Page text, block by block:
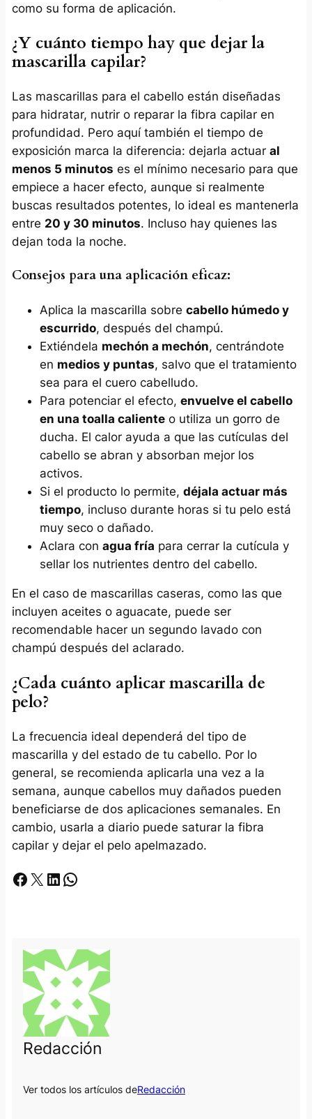
como su forma de aplicación.
¿Y cuánto tiempo hay que dejar la
mascarilla capilar?
Las mascarillas para el cabello están diseñadas
para hidratar, nutrir o reparar la fibra capilar en
profundidad. Pero aquí también el tiempo de
exposición marca la diferencia: dejarla actuar al
menos 5 minutos es el mínimo necesario para que
empiece a hacer efecto, aunque si realmente
buscas resultados potentes, lo ideal es mantenerla
entre 20 y 30 minutos. Incluso hay quienes las
dejan toda la noche.
Consejos para una aplicación eficaz:
Aplica la mascarilla sobre cabello húmedo y
escurrido, después del champú.
Extiéndela mechón a mechón, centrándote
en medios y puntas, salvo que el tratamiento
sea para el cuero cabelludo.
Para potenciar el efecto, envuelve el cabello
en una toalla calienteo utiliza un gorro de
ducha. El calor ayuda a que las cutículas del
cabello se abran y absorban mejor los
activos.
Si el producto lo permite, déjala actuar más
tiempo, incluso durante horas si tu pelo está
muy seco o dañado.
Aclara con agua fría para cerrar la cutícula y
sellar los nutrientes dentro del cabello.
En el caso de mascarillas caseras, como las que
incluyen aceites o aguacate, puede ser
recomendable hacer un segundo lavado con
champú después del aclarado.
¿Cada cuánto aplicar mascarilla de
pelo?
La frecuencia ideal dependerá del tipo de
mascarilla y del estado de tu cabello. Por lo
general, se recomienda aplicarla una vez a la
semana, aunque cabellos muy dañados pueden
beneficiarse de dos aplicaciones semanales. En
cambio, usarla a diario puede saturar la fibra
capilar y dejar el pelo apelmazado.
Facebook X LinkedIn Whatsapp
Redacción
Ver todos los artículos deRedacción